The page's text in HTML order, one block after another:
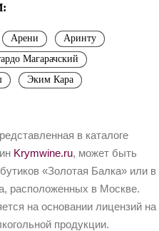
Арени
Аринту
Магарачский
Эким Кара
в каталоге
Krymwine.ru, может быть
«Золотая Балка» или в
расположенных в Москве.
на основании лицензий на
продукции.